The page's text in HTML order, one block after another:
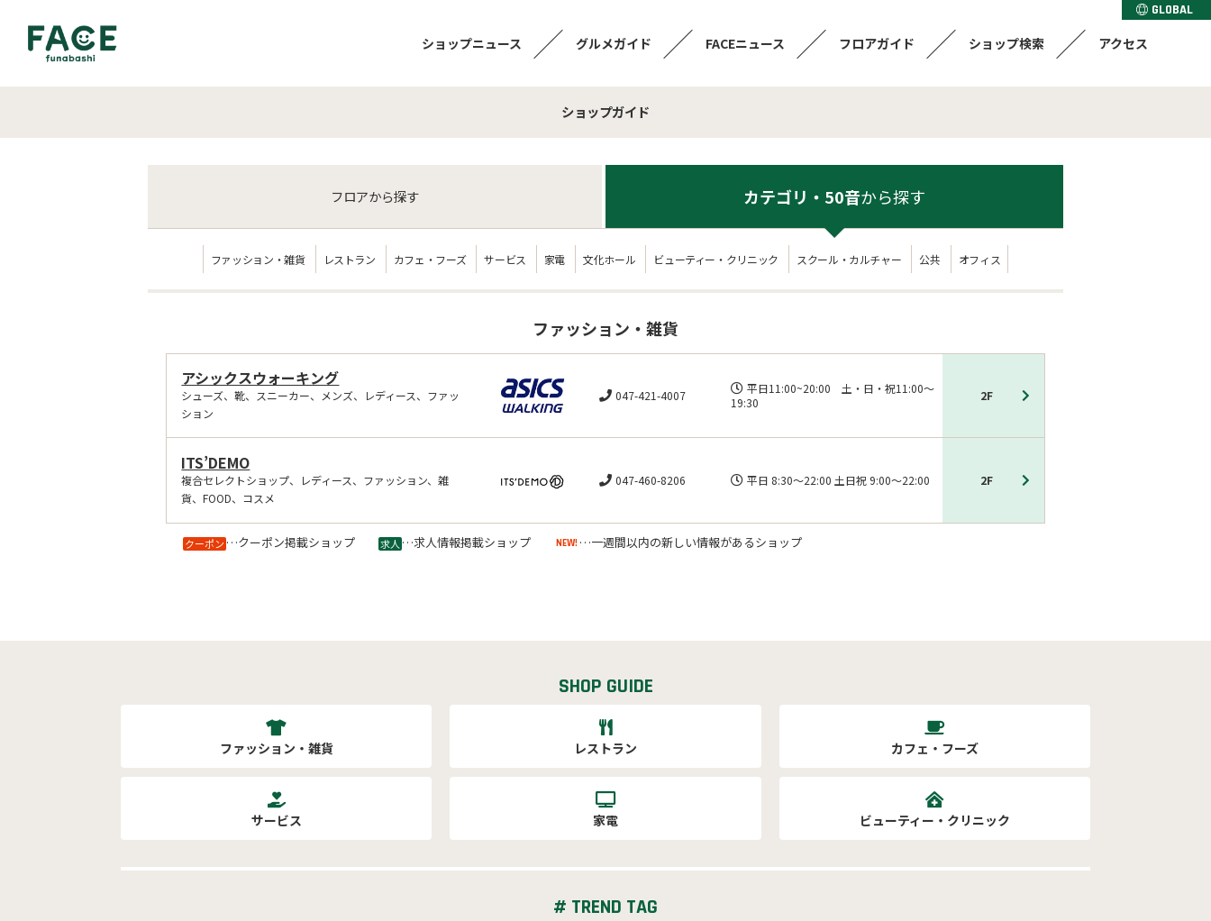
GLOBAL
ショップニュース グルメガイド FACEニュース フロアガイド ショップ検索 アクセス
ショップガイド
フロアから探す カテゴリ・50音から探す
ファッション・雑貨 レストラン カフェ・フーズ サービス 家電 文化ホール ビューティー・クリニック スクール・カルチャー 公共 オフィス
ファッション・雑貨
アシックスウォーキング
シューズ、靴、スニーカー、メンズ、レディース、ファッ
ション
047-421-4007
平日11:00~20:00 土・日・祝11:00～
19:30
2F
ITS’DEMO
複合セレクトショップ、レディース、ファッション、雑
貨、FOOD、コスメ
047-460-8206 平日 8:30～22:00 土日祝 9:00～22:00 2F
クーポン …クーポン掲載ショップ 求人 …求人情報掲載ショップ NEW! …一週間以内の新しい情報があるショップ
SHOP GUIDE
ファッション・雑貨 レストラン カフェ・フーズ
サービス 家電 ビューティー・クリニック
# TREND TAG